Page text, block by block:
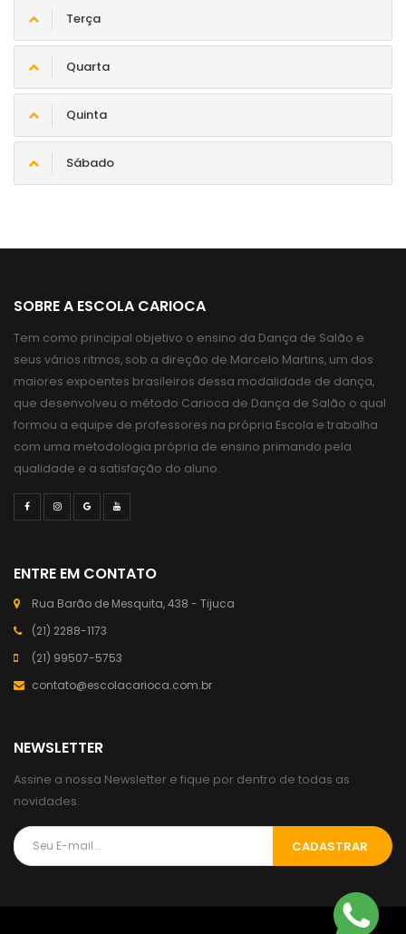
Terça
Quarta
Quinta
Sábado
SOBRE A ESCOLA CARIOCA
Tem como principal objetivo o ensino da Dança de Salão e
seus vários ritmos, sob a direção de Marcelo Martins, um dos
maiores expoentes brasileiros dessa modalidade de dança,
que desenvolveu o método Carioca de Dança de Salão o qual
formou a equipe de professores na própria Escola e trabalha
com uma metodologia própria de ensino primando pela
qualidade e a satisfação do aluno.
ENTRE EM CONTATO
Rua Barão de Mesquita, 438 - Tijuca
(21) 2288-1173
(21) 99507-5753
contato@escolacarioca.com.br
NEWSLETTER
Assine a nossa Newsletter e fique por dentro de todas as
novidades.
CADASTRAR